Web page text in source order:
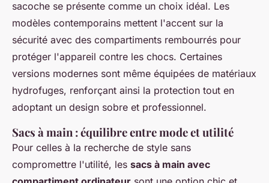
sacoche se présente comme un choix idéal. Les
modèles contemporains mettent l'accent sur la
sécurité avec des compartiments rembourrés pour
protéger l'appareil contre les chocs. Certaines
versions modernes sont même équipées de matériaux
hydrofuges, renforçant ainsi la protection tout en
adoptant un design sobre et professionnel.
Sacs à main : équilibre entre mode et utilité
Pour celles à la recherche de style sans
compromettre l'utilité, les sacs à main avec